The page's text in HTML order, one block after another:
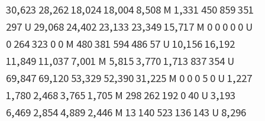
30,623 28,262 18,024 18,004 8,508 M 1,331 450 859 351
297 U 29,068 24,402 23,133 23,349 15,717 M 0 0 0 0 0 U
0 264 323 0 0 M 480 381 594 486 57 U 10,156 16,192
11,849 11,037 7,001 M 5,815 3,770 1,713 837 354 U
69,847 69,120 53,329 52,390 31,225 M 0 0 0 5 0 U 1,227
1,780 2,468 3,765 1,705 M 298 262 192 0 40 U 3,193
6,469 2,854 4,889 2,446 M 13 140 523 136 143 U 8,296